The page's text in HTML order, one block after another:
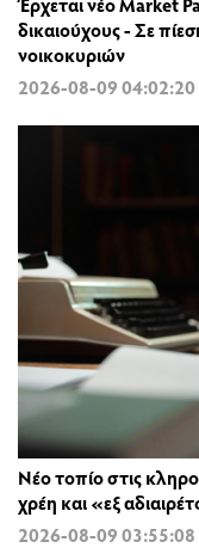
δικαιούχους - Σε
νοικοκυριών
2026-08-09 04:02:20
Νέο τοπίο στις
χρέη και «εξ
2026-08-09 03:55:08